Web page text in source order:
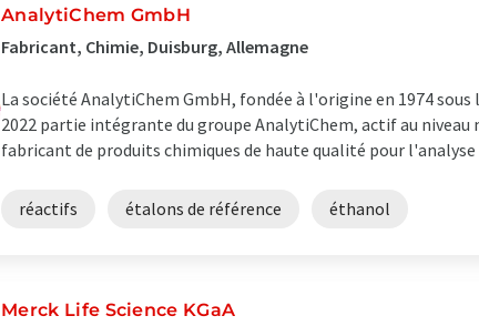
AnalytiChem GmbH
Fabricant, Chimie, Duisburg, Allemagne
La société AnalytiChem GmbH, fondée à l'origine en 1974
2022 partie intégrante du groupe AnalytiChem, actif au niveau
fabricant de produits chimiques de haute qualité pour l'analyse
réactifs étalons de référence éthanol
Merck Life Science KGaA